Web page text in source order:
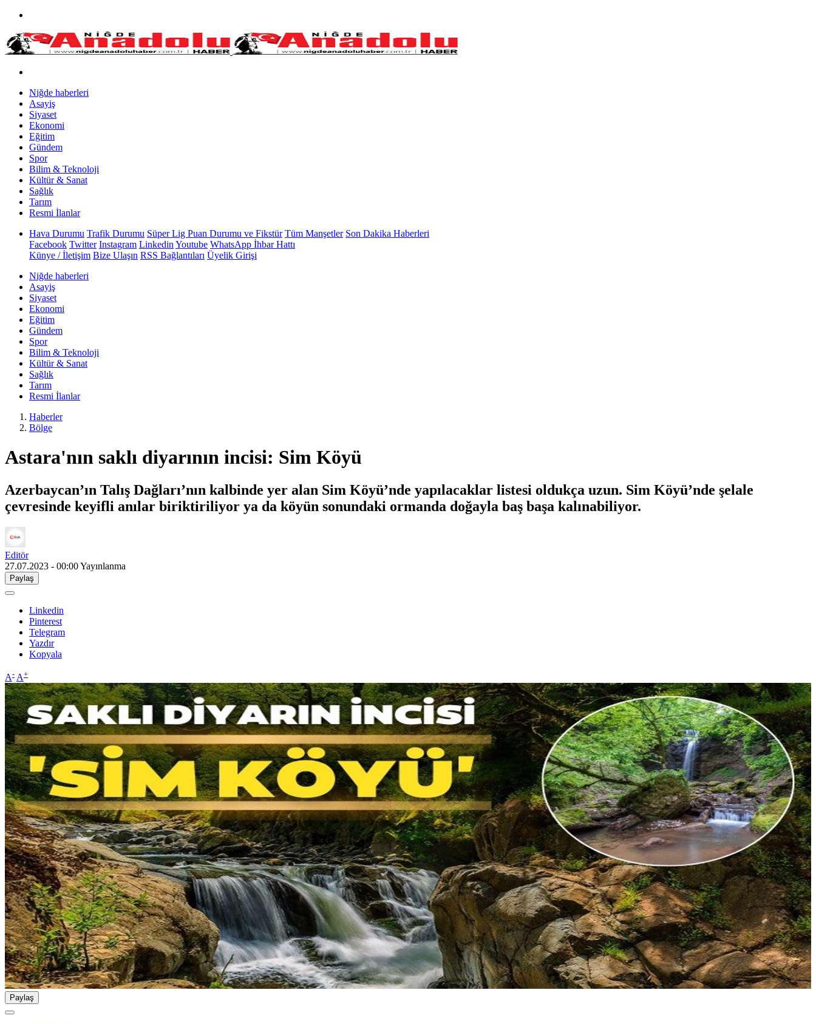
Niğde haberleri
Asayiş
Siyaset
Ekonomi
Eğitim
Gündem
Spor
Bilim & Teknoloji
Kültür & Sanat
Sağlık
Tarım
Resmi İlanlar
Hava Durumu Trafik Durumu Süper Lig Puan Durumu ve Fikstür Tüm Manşetler Son Dakika Haberleri
Facebook Twitter Instagram Linkedin Youtube WhatsApp İhbar Hattı
Künye / İletişim Bize Ulaşın RSS Bağlantıları Üyelik Girişi
Niğde haberleri
Asayiş
Siyaset
Ekonomi
Eğitim
Gündem
Spor
Bilim & Teknoloji
Kültür & Sanat
Sağlık
Tarım
Resmi İlanlar
Haberler
Bölge
Astara'nın saklı diyarının incisi: Sim Köyü
Azerbaycan’ın Talış Dağları’nın kalbinde yer alan Sim Köyü’nde yapılacaklar listesi oldukça uzun. Sim Köyü’nde şelale
çevresinde keyifli anılar biriktiriliyor ya da köyün sonundaki ormanda doğayla baş başa kalınabiliyor.
Editör
27.07.2023 - 00:00Yayınlanma
Paylaş
Linkedin
Pinterest
Telegram
Yazdır
Kopyala
A- A+
Paylaş